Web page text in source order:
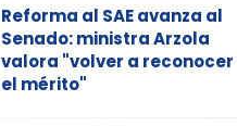
Reforma al SAE avanza al
Senado: ministra Arzola
valora "volver a reconocer
el mérito"